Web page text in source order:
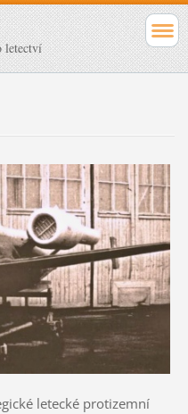
letectví
letecké protizemní